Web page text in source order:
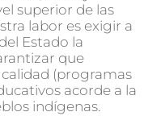
superior de las
labor es exigir a
Estado la
que
(programas
acorde a la
indígenas.